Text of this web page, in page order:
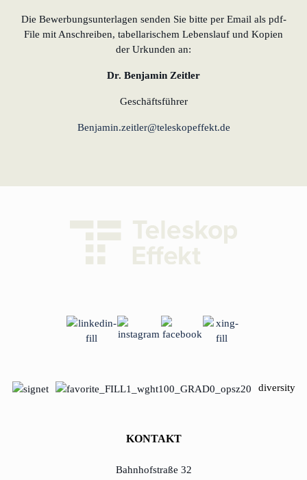
Die Bewerbungsunterlagen senden Sie bitte per Email als pdf-
File mit Anschreiben, tabellarischem Lebenslauf und Kopien
der Urkunden an:
Dr. Benjamin Zeitler
Geschäftsführer
Benjamin.zeitler@teleskopeffekt.de
diversity
KONTAKT
Bahnhofstraße 32